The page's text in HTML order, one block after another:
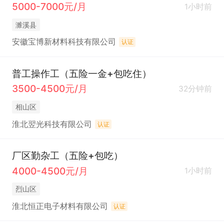
5000-7000元/月
1小时前
濉溪县
安徽宝博新材料科技有限公司 认证
普工操作工（五险一金+包吃住）
3500-4500元/月
32分钟前
相山区
淮北翌光科技有限公司 认证
厂区勤杂工（五险+包吃）
4000-4500元/月
1小时前
烈山区
淮北恒正电子材料有限公司 认证